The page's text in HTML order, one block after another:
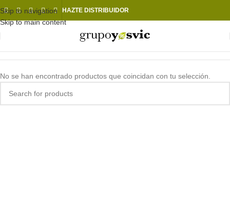
Skip to navigation
Skip to main content
HAZTE DISTRIBUIDOR
No se han encontrado productos que coincidan con tu selección.